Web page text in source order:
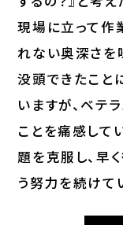
現場に立って作
れない奥深さを
没頭できたこと
いますが、ベテ
ことを痛感して
題を克服し、早
う努力を続けて